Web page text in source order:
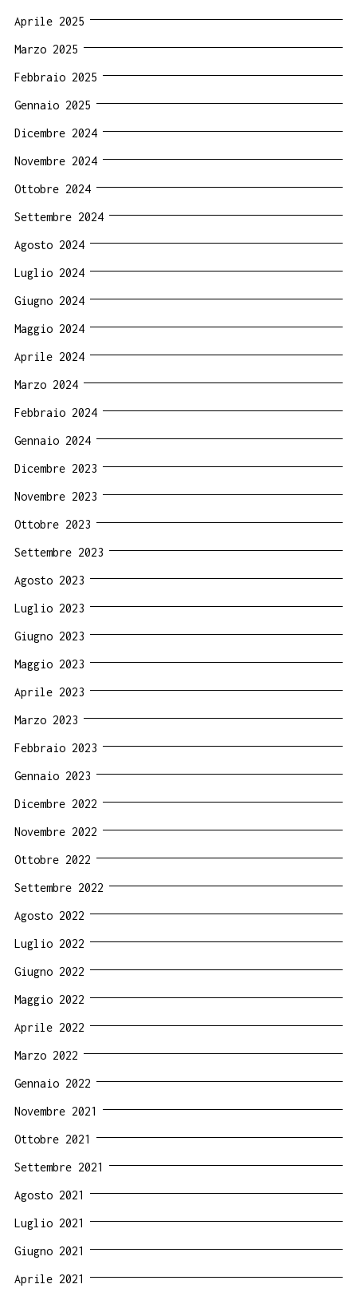
Aprile 2025
Marzo 2025
Febbraio 2025
Gennaio 2025
Dicembre 2024
Novembre 2024
Ottobre 2024
Settembre 2024
Agosto 2024
Luglio 2024
Giugno 2024
Maggio 2024
Aprile 2024
Marzo 2024
Febbraio 2024
Gennaio 2024
Dicembre 2023
Novembre 2023
Ottobre 2023
Settembre 2023
Agosto 2023
Luglio 2023
Giugno 2023
Maggio 2023
Aprile 2023
Marzo 2023
Febbraio 2023
Gennaio 2023
Dicembre 2022
Novembre 2022
Ottobre 2022
Settembre 2022
Agosto 2022
Luglio 2022
Giugno 2022
Maggio 2022
Aprile 2022
Marzo 2022
Gennaio 2022
Novembre 2021
Ottobre 2021
Settembre 2021
Agosto 2021
Luglio 2021
Giugno 2021
Aprile 2021